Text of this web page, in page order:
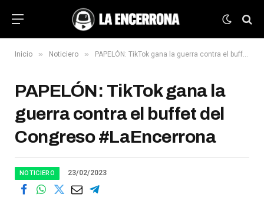
Inicio » Noticiero » PAPELÓN: TikTok gana la guerra contra el buffet del Congreso #LaEncerrona
PAPELÓN: TikTok gana la
guerra contra el buffet del
Congreso #LaEncerrona
NOTICIERO 23/02/2023